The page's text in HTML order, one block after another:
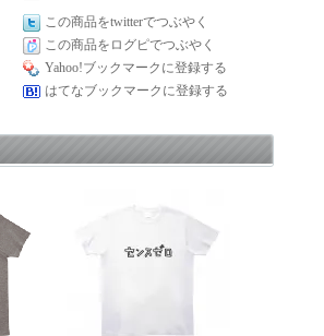
この商品をtwitterでつぶやく
この商品をログピでつぶやく
Yahoo!ブックマークに登録する
はてなブックマークに登録する